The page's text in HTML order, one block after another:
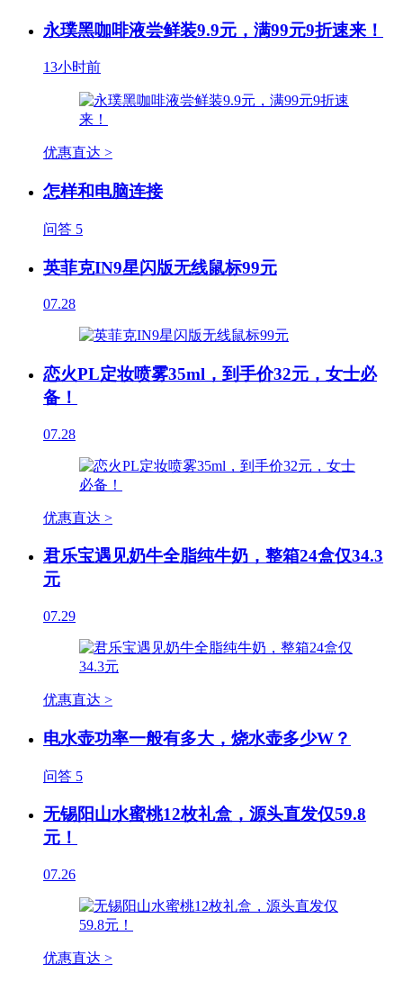
永璞黑咖啡液尝鲜装9.9元，满99元9折速来！
13小时前
优惠直达 >
怎样和电脑连接
问答 5
英菲克IN9星闪版无线鼠标99元
07.28
恋火PL定妆喷雾35ml，到手价32元，女士必
备！
07.28
优惠直达 >
君乐宝遇见奶牛全脂纯牛奶，整箱24盒仅34.3
元
07.29
优惠直达 >
电水壶功率一般有多大，烧水壶多少W？
问答 5
无锡阳山水蜜桃12枚礼盒，源头直发仅59.8
元！
07.26
优惠直达 >